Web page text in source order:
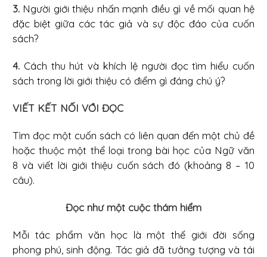
3. Người giới thiệu nhấn mạnh điều gì về mối quan hệ
đặc biệt giữa các tác giả và sự độc đáo của cuốn
sách?
4. Cách thu hút và khích lệ người đọc tìm hiểu cuốn
sách trong lời giới thiệu có điểm gì đáng chú ý?
VIẾT KẾT NỐI VỚI ĐỌC
Tìm đọc một cuốn sách có liên quan đến một chủ đề
hoặc thuộc một thể loại trong bài học của Ngữ văn
8 và viết lời giới thiệu cuốn sách đó (khoảng 8 – 10
câu).
Đọc như một cuộc thám hiểm
Mỗi tác phẩm văn học là một thế giới đời sống
phong phú, sinh động. Tác giả đã tưởng tượng và tái